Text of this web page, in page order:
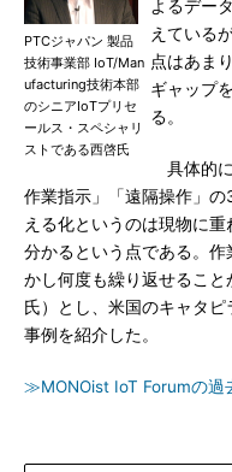
PTCジャパン 製品
技術事業部 IoT/Man
ufacturing技術本部
のシニアIoTプリセ
ールス・スペシャリ
ストである西啓氏
よるデー
えている
点はあま
ギャップ
る。
具体的に
作業指示」「遠隔操作」
える化というのは現物に
分かるという点である。
かし何度も繰り返せるこ
氏）とし、米国のキャタ
事例を紹介した。
≫MONOist IoT Forumの過